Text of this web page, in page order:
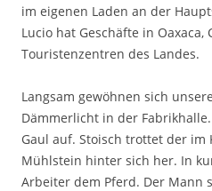
im eigenen Laden an der
Lucio hat Geschäfte in
Touristenzentren des Landes.
Langsam gewöhnen sich
Dämmerlicht in der
Gaul auf. Stoisch trottet der im
Mühlstein hinter sich her. In
Arbeiter dem Pferd. Der Mann